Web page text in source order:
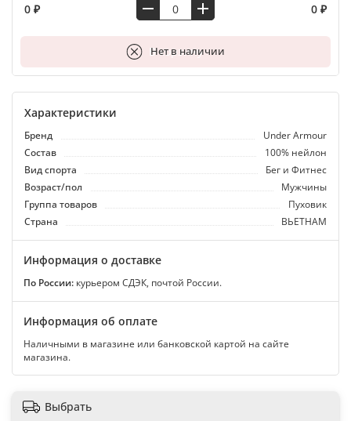
0 ₽ 0 ₽
Нет в наличии
В корзину
Характеристики
Бренд
Under Armour
Состав
100% нейлон
Вид спорта
Бег и Фитнес
Возраст/пол
Мужчины
Группа товаров
Пуховик
Страна
ВЬЕТНАМ
Информация о доставке
По России: курьером СДЭК, почтой России.
Информация об оплате
Наличными в магазине или банковской картой на сайте
магазина.
Выбрать